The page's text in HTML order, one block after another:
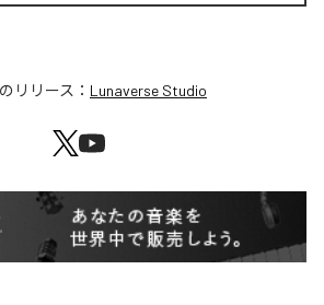
リリース： Lunaverse Studio